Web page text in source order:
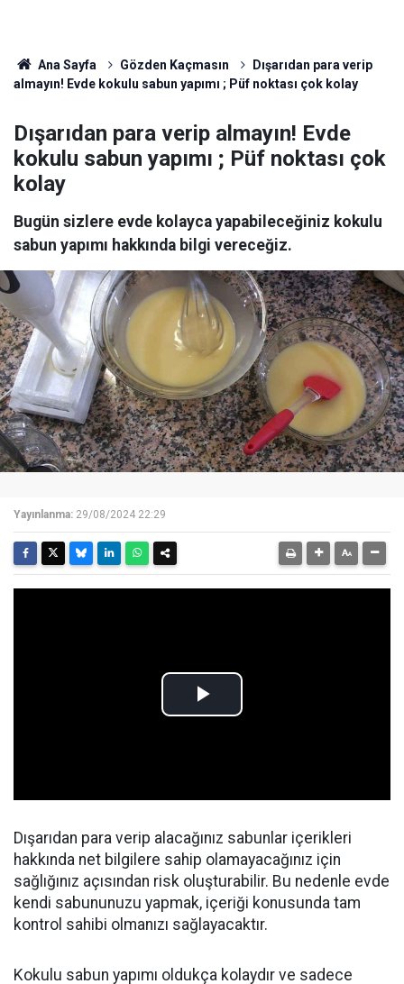
Ana Sayfa Gözden Kaçmasın
Dışarıdan para verip
almayın! Evde kokulu sabun yapımı ; Püf noktası çok kolay
Dışarıdan para verip almayın! Evde
kokulu sabun yapımı ; Püf noktası çok
kolay
Bugün sizlere evde kolayca yapabileceğiniz kokulu
sabun yapımı hakkında bilgi vereceğiz.
Yayınlanma: 29/08/2024 22:29
Dışarıdan para verip alacağınız sabunlar içerikleri
hakkında net bilgilere sahip olamayacağınız için
sağlığınız açısından risk oluşturabilir. Bu nedenle evde
kendi sabununuzu yapmak, içeriği konusunda tam
kontrol sahibi olmanızı sağlayacaktır.
Kokulu sabun yapımı oldukça kolaydır ve sadece